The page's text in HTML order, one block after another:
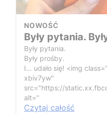
NOWOŚĆ
Były pytania.
Były pytania.
Były prośby.
I… udało się! <img
xbiv7yw"
src="https://
alt="
Czytaj całość